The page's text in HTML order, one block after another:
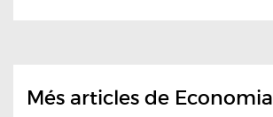
Més articles de Economia